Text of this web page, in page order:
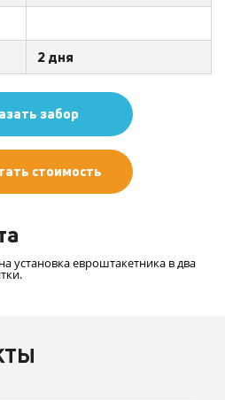
2 дня
забор
стоимость
установка евроштакетника в два